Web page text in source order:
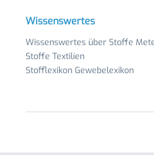
Wissenswertes
Wissenswertes über Stoffe
Stoffe Textilien
Stofflexikon Gewebelexikon